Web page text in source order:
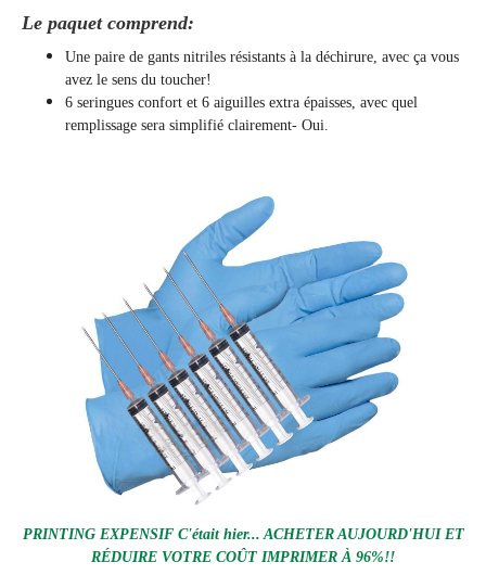
Le paquet comprend:
Une paire de gants nitriles résistants à la déchirure, avec ça vous
avez le sens du toucher!
6 seringues confort et 6 aiguilles extra épaisses, avec quel
remplissage sera simplifié clairement- Oui.
PRINTING EXPENSIF C'était hier... ACHETER AUJOURD'HUI ET
RÉDUIRE VOTRE COÛT IMPRIMER À 96%!!